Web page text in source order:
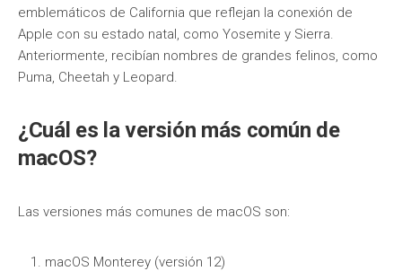
emblemáticos de California que reflejan la conexión de
Apple con su estado natal, como Yosemite y Sierra.
Anteriormente, recibían nombres de grandes felinos, como
Puma, Cheetah y Leopard.
¿Cuál es la versión más común de
macOS?
Las versiones más comunes de macOS son:
macOS Monterey (versión 12)